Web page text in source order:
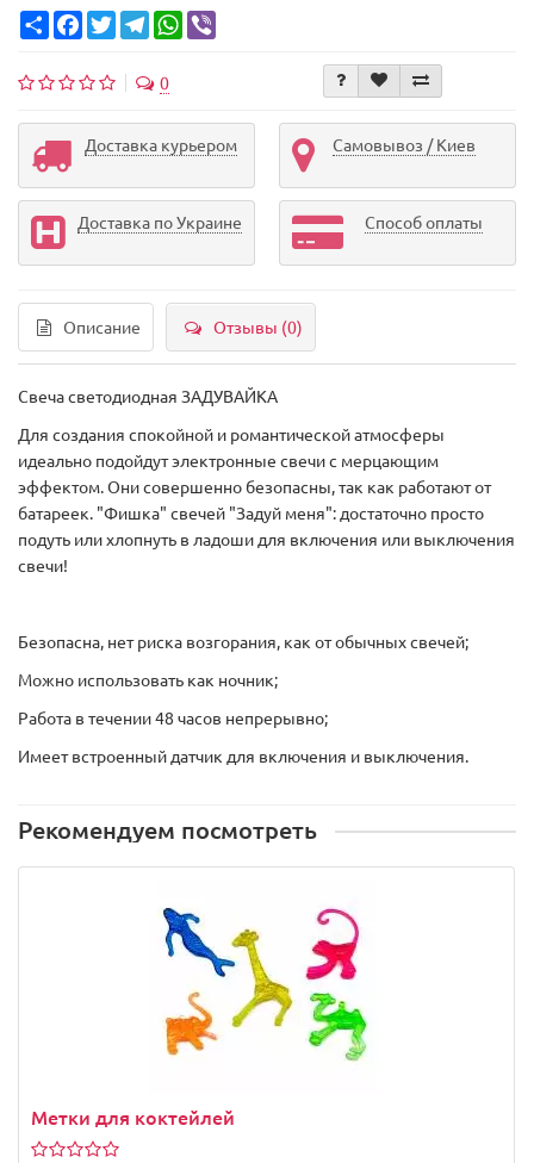
Share FacebookTwitterTelegramWhatsApp
0
Доставка курьером Самовывоз / Киев
Доставка по Украине Способ оплаты
Описание Отзывы (0)
Свеча светодиодная ЗАДУВАЙКА
Для создания спокойной и романтической атмосферы
идеально подойдут электронные свечи с мерцающим
эффектом. Они совершенно безопасны, так как работают от
батареек. "Фишка" свечей "Задуй меня": достаточно просто
подуть или хлопнуть в ладоши для включения или выключения
свечи!
Безопасна, нет риска возгорания, как от обычных свечей;
Можно использовать как ночник;
Работа в течении 48 часов непрерывно;
Имеет встроенный датчик для включения и выключения.
Рекомендуем посмотреть
Метки для коктейлей